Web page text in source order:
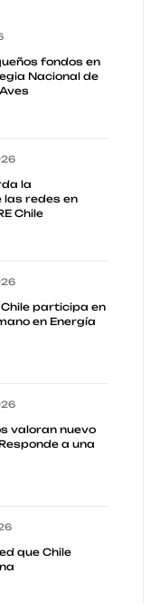
fondos en
Nacional de
la
las redes en
Chile
participa en
en Energía
valoran nuevo
a una
que Chile